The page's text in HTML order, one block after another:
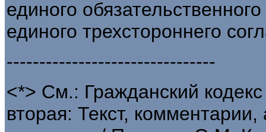
единого
единого трехстороннего
--------------------------------
<*> См.: Гражданский
вторая: Текст,